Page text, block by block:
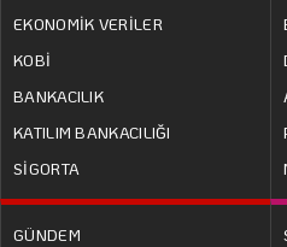
EKONOMİK VERİLER
KOBİ
BANKACILIK
KATILIM BANKACILIĞI
SİGORTA
GÜNDEM